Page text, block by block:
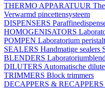
THERMO APPARATUUR
Verwarmd pincettensysteem
DISPENSERS
HOMOGENISATORS
POMPEN Laboratorium
SEALERS Handmatige sealers
BLENDERS
DILUTERS Automatische
TRIMMERS Block trimmers
DECAPPERS & RECAPPERS